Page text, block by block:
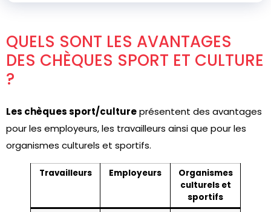
QUELS SONT LES AVANTAGES
DES CHÈQUES SPORT ET CULTURE
?
Les chèques sport/cultureprésentent des avantages
pour les employeurs, les travailleurs ainsi que pour les
organismes culturels et sportifs.
Travailleurs Employeurs
Organismes
culturels et
sportifs